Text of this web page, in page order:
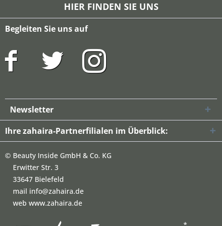
HIER FINDEN SIE UNS
Begleiten Sie uns auf
Newsletter
Ihre zahaira-Partnerfilialen im Überblick:
© Beauty Inside GmbH & Co. KG
Erwitter Str. 3
33647 Bielefeld
mail info@zahaira.de
web www.zahaira.de